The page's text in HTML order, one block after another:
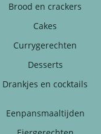
Brood en crackers
Cakes
Currygerechten
Desserts
Drankjes en cocktails
Eenpansmaaltijden